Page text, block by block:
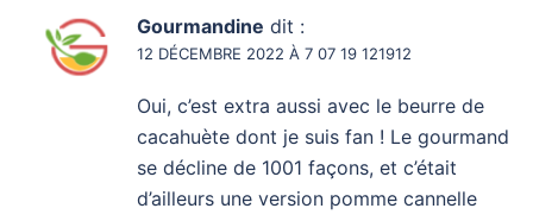
Gourmandine dit :
12 DÉCEMBRE 2022 À 7 07 19 121912
Oui, c’est extra aussi avec le beurre de
cacahuète dont je suis fan ! Le gourmand
se décline de 1001 façons, et c’était
d’ailleurs une version pomme cannelle